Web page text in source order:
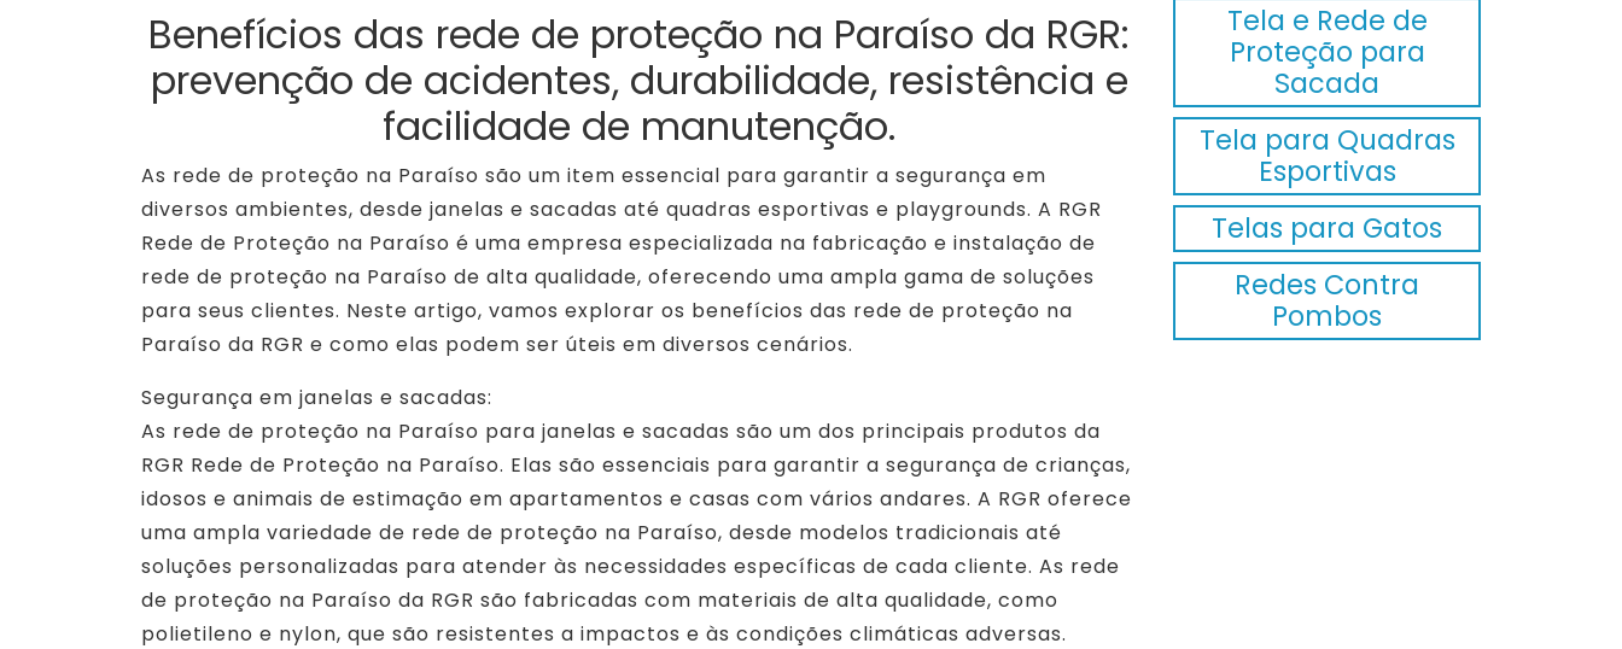
Benefícios das rede de proteção na Paraíso da RGR:
prevenção de acidentes, durabilidade, resistência e
facilidade de manutenção.
As rede de proteção na Paraíso são um item essencial para garantir a segurança em
diversos ambientes, desde janelas e sacadas até quadras esportivas e playgrounds. A RGR
Rede de Proteção na Paraíso é uma empresa especializada na fabricação e instalação de
rede de proteção na Paraíso de alta qualidade, oferecendo uma ampla gama de soluções
para seus clientes. Neste artigo, vamos explorar os benefícios das rede de proteção na
Paraíso da RGR e como elas podem ser úteis em diversos cenários.
Segurança em janelas e sacadas:
As rede de proteção na Paraíso para janelas e sacadas são um dos principais produtos da
RGR Rede de Proteção na Paraíso. Elas são essenciais para garantir a segurança de crianças,
idosos e animais de estimação em apartamentos e casas com vários andares. A RGR oferece
uma ampla variedade de rede de proteção na Paraíso, desde modelos tradicionais até
soluções personalizadas para atender às necessidades específicas de cada cliente. As rede
de proteção na Paraíso da RGR são fabricadas com materiais de alta qualidade, como
polietileno e nylon, que são resistentes a impactos e às condições climáticas adversas.
Tela e Rede de
Proteção para
Sacada
Tela para Quadras
Esportivas
Telas para Gatos
Redes Contra
Pombos